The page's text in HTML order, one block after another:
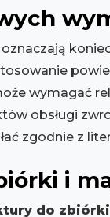
wymagać
obsługi
zgodnie z
i
do